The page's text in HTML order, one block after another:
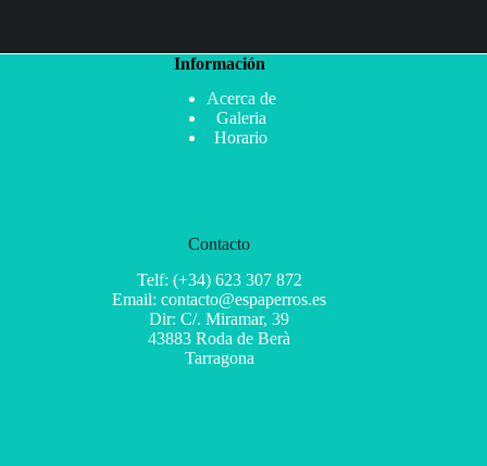
Información
Acerca de
Galeria
Horario
Contacto
Telf: (+34) 623 307 872
Email: contacto@espaperros.es
Dir: C/. Miramar, 39
43883 Roda de Berà
Tarragona